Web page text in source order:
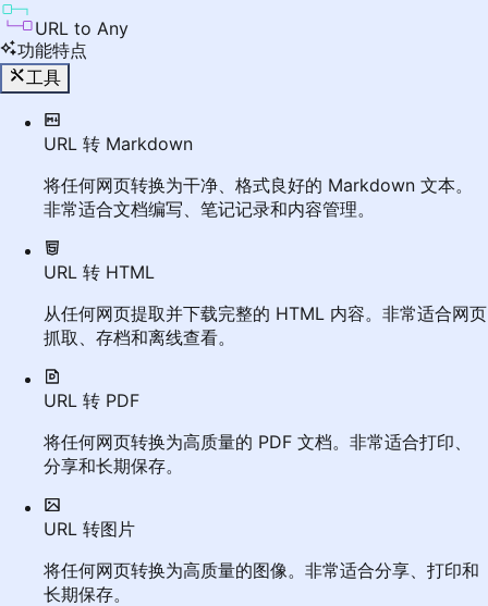
URL to Any
功能特点
工具
URL 转 Markdown
将任何网页转换为干净、格式良好的 Markdown 文本。
非常适合文档编写、笔记记录和内容管理。
URL 转 HTML
从任何网页提取并下载完整的 HTML 内容。非常适合网页
抓取、存档和离线查看。
URL 转 PDF
将任何网页转换为高质量的 PDF 文档。非常适合打印、
分享和长期保存。
URL 转图片
将任何网页转换为高质量的图像。非常适合分享、打印和
长期保存。